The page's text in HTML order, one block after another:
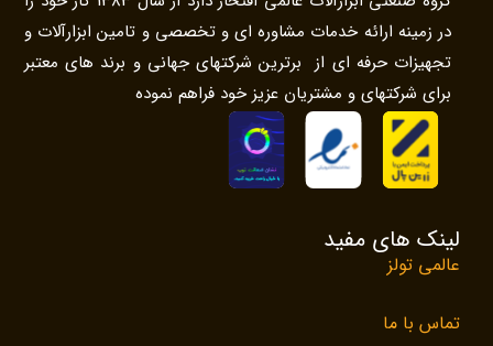
در زمینه ارائه خدمات مشاوره ای و تخصصی و تامین ابزارآلات و
تجهیزات حرفه ای از برترین شرکتهای جهانی و برند های معتبر
برای شرکتهای و مشتریان عزیز خود فراهم نموده
لینک های مفید
عالمی تولز
تماس با ما